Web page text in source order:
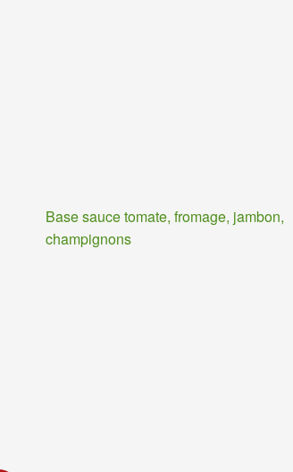
Base sauce tomate, fromage, jambon,
champignons